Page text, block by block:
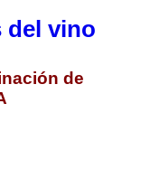
del vino
de